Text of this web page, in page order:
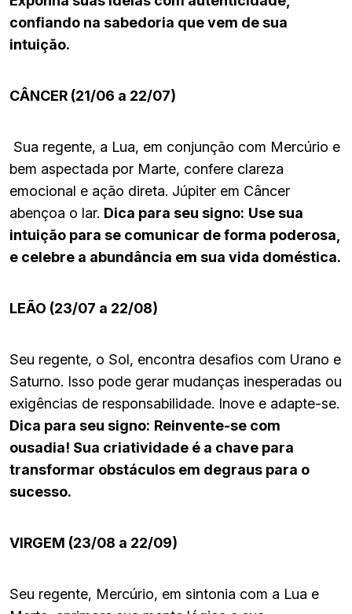
confiando na sabedoria que vem de sua
intuição.
CÂNCER (21/06 a 22/07)
Sua regente, a Lua, em conjunção com Mercúrio e
bem aspectada por Marte, confere clareza
emocional e ação direta. Júpiter em Câncer
abençoa o lar. Dica para seu signo: Use sua
intuição para se comunicar de forma poderosa,
e celebre a abundância em sua vida doméstica.
LEÃO (23/07 a 22/08)
Seu regente, o Sol, encontra desafios com Urano e
Saturno. Isso pode gerar mudanças inesperadas ou
exigências de responsabilidade. Inove e adapte-se.
Dica para seu signo: Reinvente-se com
ousadia! Sua criatividade é a chave para
transformar obstáculos em degraus para o
sucesso.
VIRGEM (23/08 a 22/09)
Seu regente, Mercúrio, em sintonia com a Lua e